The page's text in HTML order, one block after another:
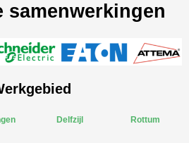
samenwerkingen
Delfzijl Rottum